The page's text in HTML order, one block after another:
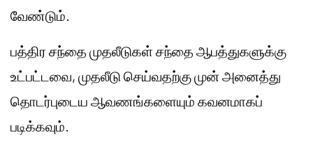
வேண்டும்.
பத்திர சந்தை முதலீடுகள் சந்தை ஆபத்துகளுக்கு
உட்பட்டவை, முதலீடு செய்வதற்கு முன் அனைத்து
தொடர்புடைய ஆவணங்களையும் கவனமாகப்
படிக்கவும்.